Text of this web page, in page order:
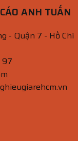
ANH TUẤN
- Quận 7 - Hồ Chí